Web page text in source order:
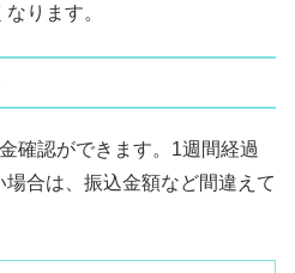
ります。
確認ができます。1週間経過
合は、振込金額など間違えて